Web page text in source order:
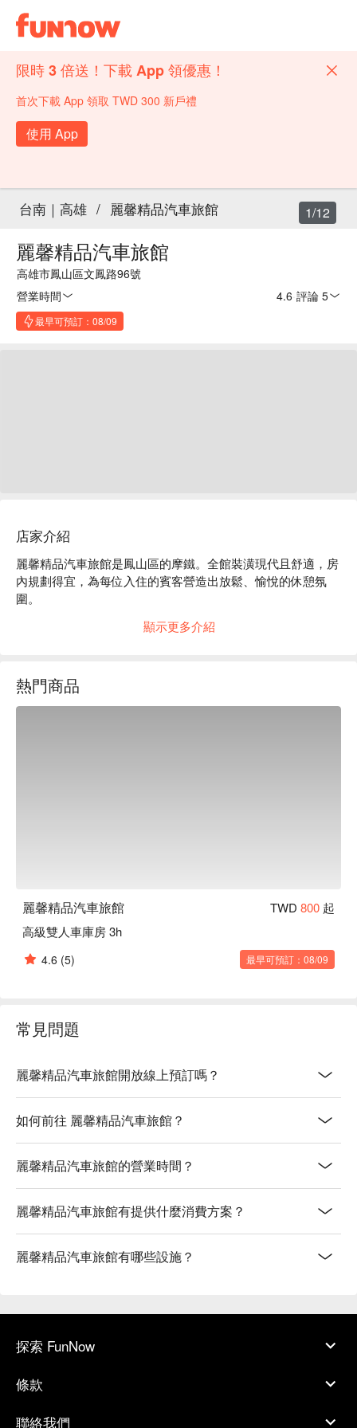
限時 3 倍送！下載 App 領優惠！
首次下載 App 領取 TWD 300 新戶禮
使用 App
台南｜高雄 / 麗馨精品汽車旅館
麗馨精品汽車旅館
高雄市鳳山區文鳳路96號
營業時間
4.6 評論 5
最早可預訂：08/09
1/12
店家介紹
麗馨精品汽車旅館是鳳山區的摩鐵。全館裝潢現代且舒適，房
內規劃得宜，為每位入住的賓客營造出放鬆、愉悅的休憩氛
圍。
麗馨精品汽車旅館推薦：便利的地理位置，緊鄰繁華商圈卻保
麗馨精品汽車旅館優惠、麗馨精品汽車旅館住宿方案、麗馨精
品汽車旅館休息方案立刻查看⬇︎
顯示更多介紹
熱門商品
麗馨精品汽車旅館 TWD 800 起
高級雙人車庫房 3h
4.6 (5) 最早可預訂：08/09
常見問題
麗馨精品汽車旅館開放線上預訂嗎？
如何前往 麗馨精品汽車旅館？
麗馨精品汽車旅館的營業時間？
麗馨精品汽車旅館有提供什麼消費方案？
麗馨精品汽車旅館有哪些設施？
探索 FunNow
條款
聯絡我們